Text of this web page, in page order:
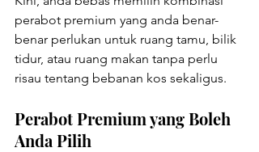
perabot premium yang anda benar-
benar perlukan untuk ruang tamu, bilik
tidur, atau ruang makan tanpa perlu
risau tentang bebanan kos sekaligus.
Perabot Premium yang Boleh
Anda Pilih